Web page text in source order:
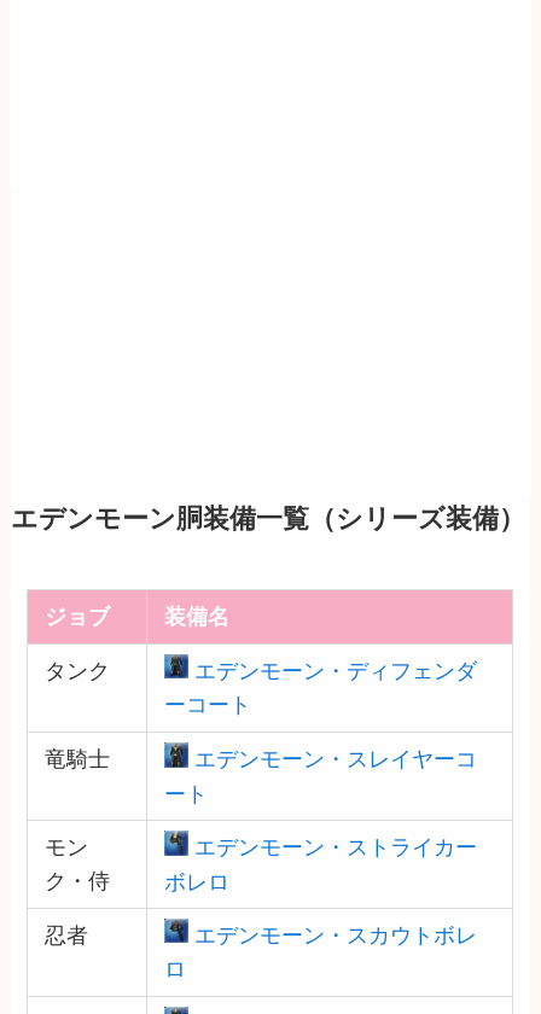
エデンモーン胴装備一覧（シリーズ装備）
ジョブ 装備名
タンク
エデンモーン・ディフェンダ
ーコート
竜騎士
エデンモーン・スレイヤーコ
ート
モン
ク・侍
エデンモーン・ストライカー
ボレロ
忍者
エデンモーン・スカウトボレ
ロ